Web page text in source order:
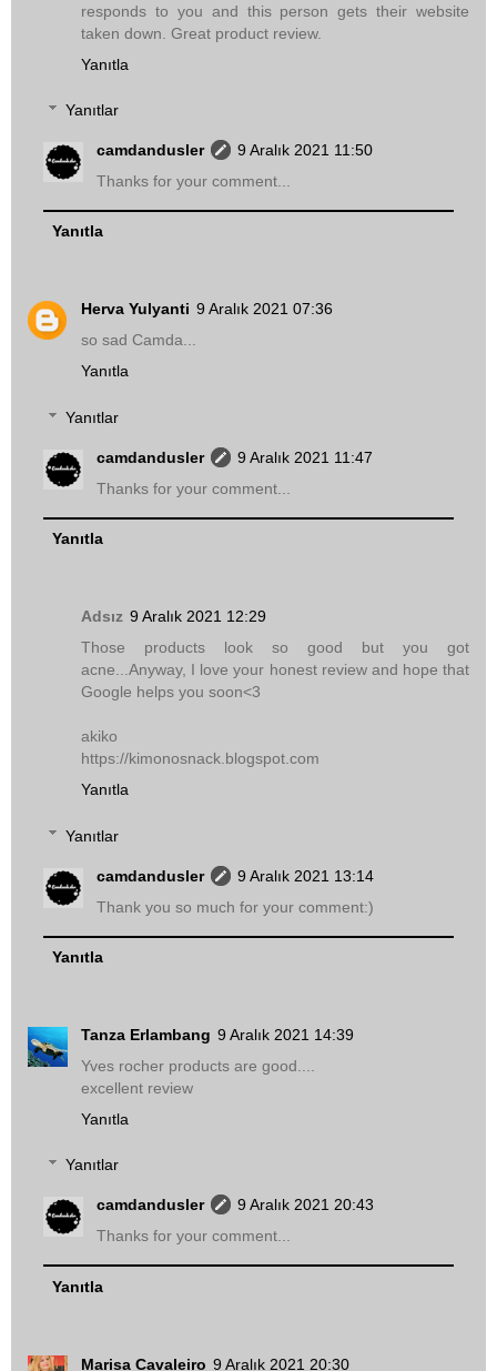
responds to you and this person gets their website
taken down. Great product review.
Yanıtla
Yanıtlar
camdandusler
9 Aralık 2021 11:50
Thanks for your comment...
Yanıtla
Herva Yulyanti 9 Aralık 2021 07:36
so sad Camda...
Yanıtla
Yanıtlar
camdandusler
9 Aralık 2021 11:47
Thanks for your comment...
Yanıtla
Adsız 9 Aralık 2021 12:29
Those products look so good but you got
acne...Anyway, I love your honest review and hope that
Google helps you soon<3
akiko
https://kimonosnack.blogspot.com
Yanıtla
Yanıtlar
camdandusler
9 Aralık 2021 13:14
Thank you so much for your comment:)
Yanıtla
Tanza Erlambang 9 Aralık 2021 14:39
Yves rocher products are good....
excellent review
Yanıtla
Yanıtlar
camdandusler
9 Aralık 2021 20:43
Thanks for your comment...
Yanıtla
Marisa Cavaleiro 9 Aralık 2021 20:30